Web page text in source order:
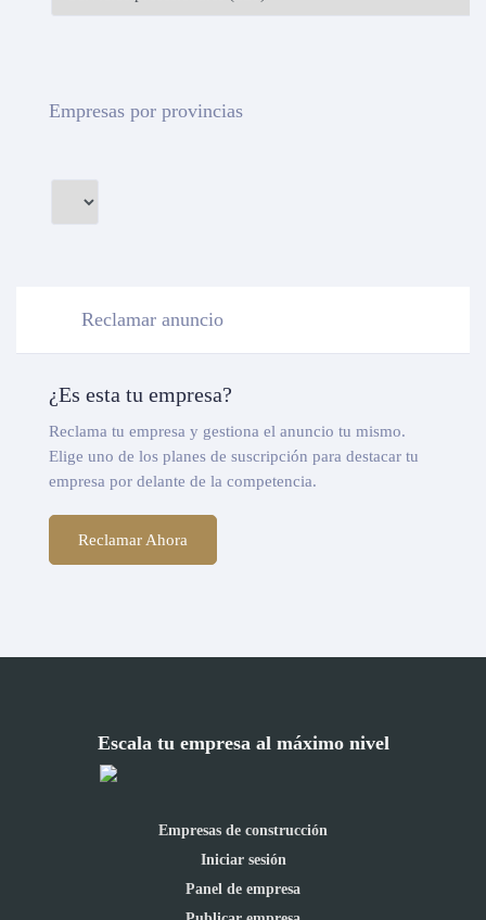
Empresas por provincias
Reclamar anuncio
¿Es esta tu empresa?
Reclama tu empresa y gestiona el anuncio tu mismo.
Elige uno de los planes de suscripción para destacar tu
empresa por delante de la competencia.
Reclamar Ahora
Escala tu empresa al máximo nivel
Empresas de construcción
Iniciar sesión
Panel de empresa